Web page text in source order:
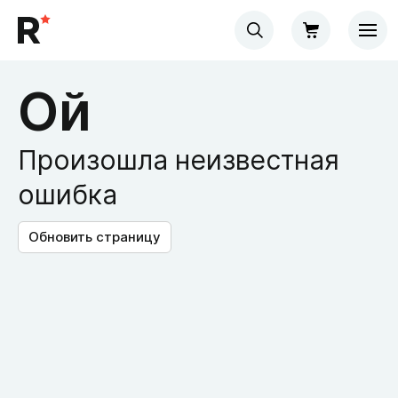
Ой
Произошла неизвестная
ошибка
Обновить страницу